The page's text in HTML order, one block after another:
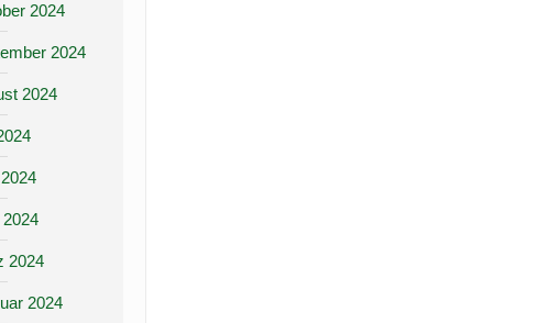
2024
2024
2024
2024
2024